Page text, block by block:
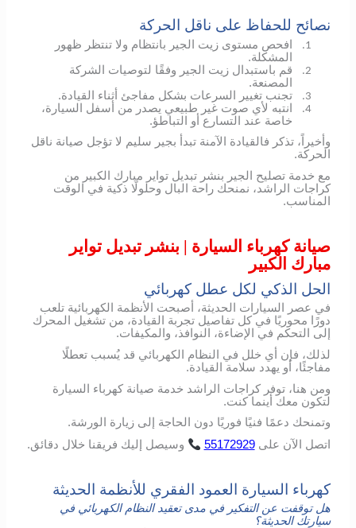
نصائح للحفاظ على ناقل الحركة
1.
افحص مستوى زيت الجير بانتظام ولا تنتظر ظهور
المشكلة.
2.
قم باستبدال زيت الجير وفقًا لتوصيات الشركة
المصنعة.
3. تجنب تغيير السرعات بشكل مفاجئ أثناء القيادة.
4.
انتبه لأي صوت غير طبيعي يصدر من أسفل السيارة،
خاصة عند التسارع أو التباطؤ.
وأخيراً، تذكر فالقيادة الآمنة تبدأ بجير سليم لا تؤجل صيانة ناقل
الحركة.
مع خدمة تصليح الجير بنشر تبديل تواير مبارك الكبير من
كراجات الراشد، نمنحك راحة البال وحلولًا ذكية في الوقت
المناسب.
صيانة كهرباء السيارة | بنشر تبديل تواير
مبارك الكبير
الحل الذكي لكل عطل كهربائي
في عصر السيارات الحديثة، أصبحت الأنظمة الكهربائية تلعب
دورًا محوريًا في كل تفاصيل تجربة القيادة، من تشغيل المحرك
إلى التحكم في الإضاءة، النوافذ، والمكيفات.
لذلك، فإن أي خلل في النظام الكهربائي قد يُسبب تعطلًا
مفاجئًا، أو يهدد سلامة القيادة.
ومن هنا، توفر كراجات الراشد خدمة صيانة كهرباء السيارة
لتكون معك أينما كنت.
وتمنحك دعمًا فنيًا فوريًا دون الحاجة إلى زيارة الورشة.
اتصل
الآن على 55172929 وسيصل إليك فريقنا خلال دقائق.
كهرباء السيارة العمود الفقري للأنظمة الحديثة
هل توقفت عن التفكير في مدى تعقيد النظام الكهربائي في
سيارتك الحديثة؟